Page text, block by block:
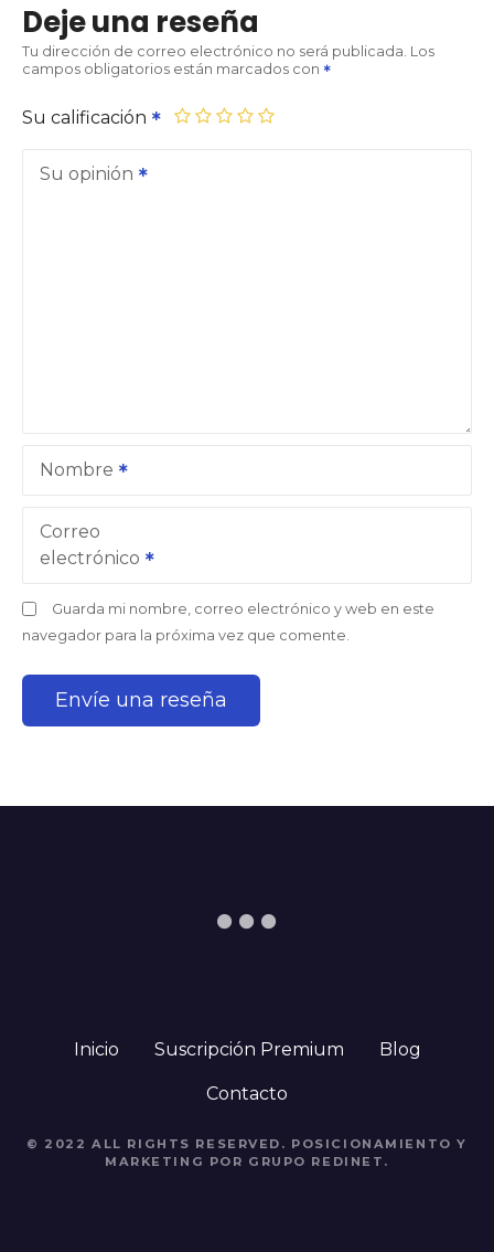
Deje una reseña
Tu dirección de correo electrónico no será publicada. Los
campos obligatorios están marcados con
Su calificación
Su opinión
Nombre
Correo
electrónico
Guarda mi nombre, correo electrónico y web en este
navegador para la próxima vez que comente.
Inicio Suscripción Premium Blog
Contacto
© 2022 ALL RIGHTS RESERVED. POSICIONAMIENTO Y
MARKETING POR GRUPO REDINET.